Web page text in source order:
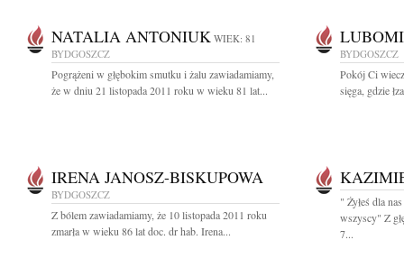
NATALIA ANTONIUK WIEK: 81
BYDGOSZCZ
Pogrążeni w głębokim smutku i żalu zawiadamiamy,
że w dniu 21 listopada 2011 roku w wieku 81 lat...
BYDGOSZCZ
Pokój Ci
sięga, gdzie
IRENA JANOSZ-BISKUPOWA
BYDGOSZCZ
Z bólem zawiadamiamy, że 10 listopada 2011 roku
zmarła w wieku 86 lat doc. dr hab. Irena...
" Żyłeś dla
wszyscy" Z
7...